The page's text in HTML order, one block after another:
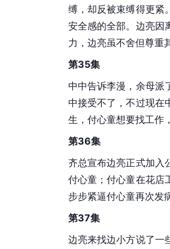
缚，却反被束缚得更紧
安全感的全部。边亮因
力，边亮虽不舍但尊重
第35集
中中告诉李漫，余母派
中接受不了，不过现在
生，付心童想要找工作
第36集
齐总宣布边亮正式加入
付心童；付心童在花店
步步紧逼付心童再次发
第37集
边亮来找边小方说了一